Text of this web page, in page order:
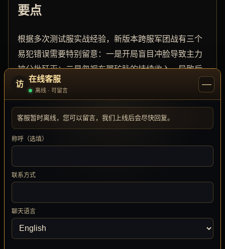
要点
根据多次测试服实战经验，新版本跨服军团战有三个
易犯错误需要特别留意：一是开局盲目冲脸导致主力
被分批歼灭；二是忽视东翼矿脉的持续收入，导致后
期装备差距被拉大；三是祭坛激活时机不当，经常在
无团战准备时浪费技能。正确策略是开局以稳定推进
西翼祭坛为主，吸引敌方主力后，再利用机动小队偷
袭王座。通过这种“声东击西”的布局，往往能在30分
钟赛程中取得决定性优势。
版本热点追踪：未来改动趋势与应
魔域最新快报后续还将持续关注跨服军团战的平衡性
调整。据官方透露，下一轮补丁可能针对祭坛的伤害
访
在线客服
离线 · 可留言
—
客服暂时离线，您可以留言，我们上线后会尽快回复。
称呼（选填）
联系方式
聊天语言